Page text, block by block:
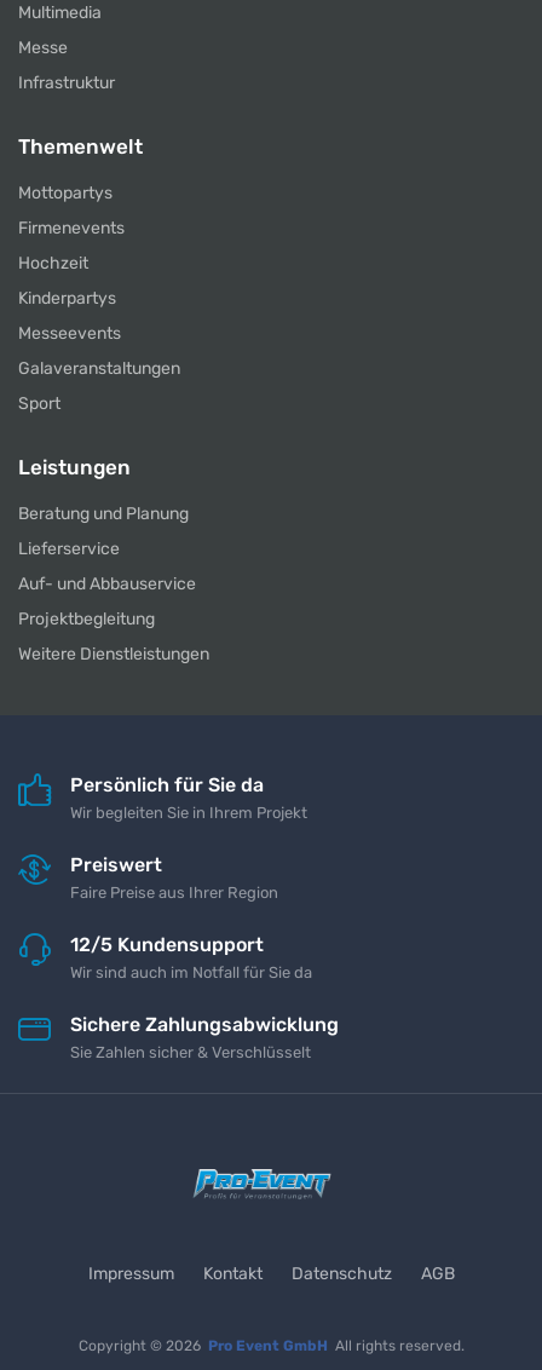
Multimedia
Messe
Infrastruktur
Themenwelt
Mottopartys
Firmenevents
Hochzeit
Kinderpartys
Messeevents
Galaveranstaltungen
Sport
Leistungen
Beratung und Planung
Lieferservice
Auf- und Abbauservice
Projektbegleitung
Weitere Dienstleistungen
Persönlich für Sie da
Wir begleiten Sie in Ihrem Projekt
Preiswert
Faire Preise aus Ihrer Region
12/5 Kundensupport
Wir sind auch im Notfall für Sie da
Sichere Zahlungsabwicklung
Sie Zahlen sicher & Verschlüsselt
Impressum Kontakt Datenschutz AGB
Copyright © 2026 Pro Event GmbH All rights reserved.